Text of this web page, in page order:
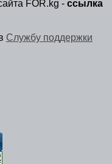
FOR.kg - ссылка
Службу поддержки